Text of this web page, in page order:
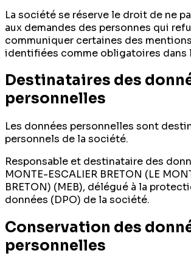
La société se réserve le droit de ne
aux demandes des personnes qui
communiquer certaines des
identifiées comme obligatoires dans
Destinataires des
personnelles
Les données personnelles sont
personnels de la société.
Responsable et destinataire des
MONTE-ESCALIER BRETON (LE
BRETON) (MEB), délégué à la
données (DPO) de la société.
Conservation des
personnelles